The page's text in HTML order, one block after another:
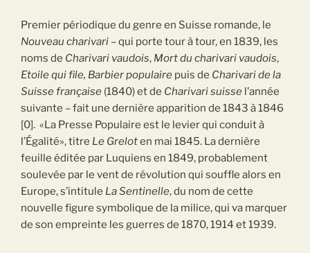
Premier périodique du genre en Suisse romande, le
Nouveau charivari – qui porte tour à tour, en 1839, les
noms de Charivari vaudois, Mort du charivari vaudois,
Etoile qui file, Barbier populaire puis de Charivari de la
Suisse française (1840) et de Charivari suisse l’année
suivante – fait une dernière apparition de 1843 à 1846
[0]. «La Presse Populaire est le levier qui conduit à
l’Égalité», titre Le Greloten mai 1845. La dernière
feuille éditée par Luquiens en 1849, probablement
soulevée par le vent de révolution qui souffle alors en
Europe, s’intitule LaSentinelle, du nom de cette
nouvelle figure symbolique de la milice, qui va marquer
de son empreinte les guerres de 1870, 1914 et 1939.